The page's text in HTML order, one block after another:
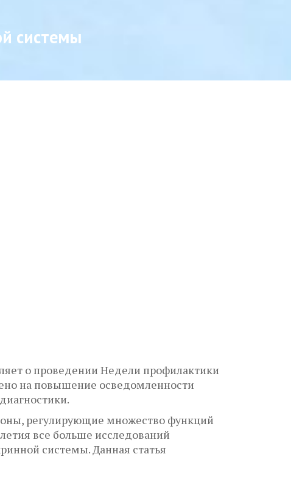
системы
о проведении Недели профилактики
на повышение осведомленности
регулирующие множество функций
все больше исследований
системы. Данная статья